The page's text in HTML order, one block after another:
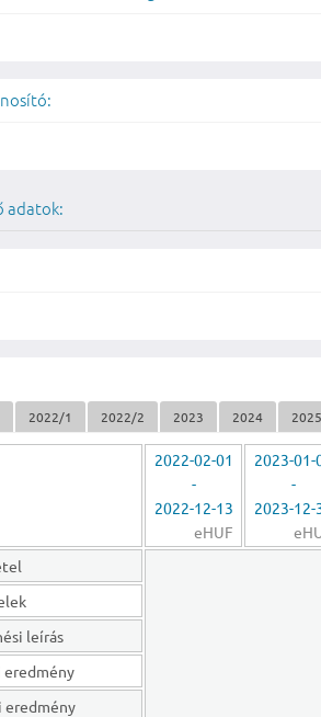
adatok:
2022/1 2022/2 2023 2024
2022-02-01
-
2022-12-13
eHUF
2023-01-
-
2023-12-
leírás
eredmény